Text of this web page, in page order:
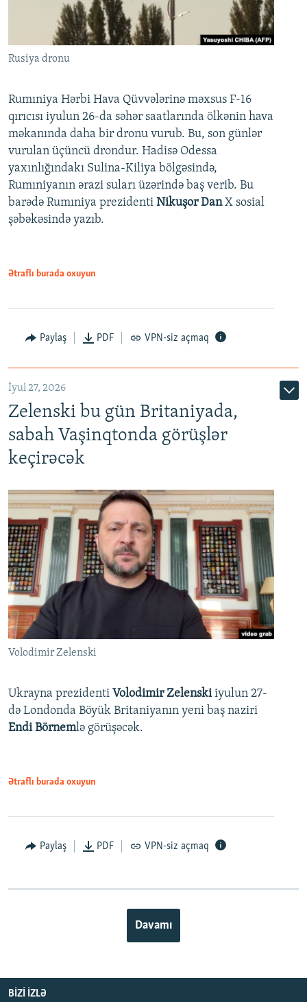
Rusiya dronu
Rumıniya Hərbi Hava Qüvvələrinə məxsus F-16
qırıcısı iyulun 26-da səhər saatlarında ölkənin hava
məkanında daha bir dronu vurub. Bu, son günlər
vurulan üçüncü drondur. Hadisə Odessa
yaxınlığındakı Sulina-Kiliya bölgəsində,
Rumıniyanın ərazi suları üzərində baş verib. Bu
barədə Rumıniya prezidenti Nikuşor DanX sosial
şəbəkəsində yazıb.
Ətraflı burada oxuyun
Paylaş PDF VPN-siz açmaq
İyul 27, 2026
Zelenski bu gün Britaniyada,
sabah Vaşinqtonda görüşlər
keçirəcək
Volodimir Zelenski
Ukrayna prezidenti Volodimir Zelenskiiyulun 27-
də Londonda Böyük Britaniyanın yeni baş naziri
Endi Börnemlə görüşəcək.
Ətraflı burada oxuyun
Paylaş PDF VPN-siz açmaq
Davamı
BIZI IZLƏ